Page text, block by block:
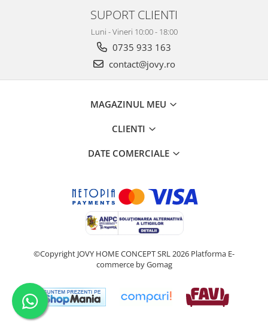
SUPORT CLIENTI
Luni - Vineri 10:00 - 18:00
0735 933 163
contact@jovy.ro
MAGAZINUL MEU
CLIENTI
DATE COMERCIALE
©Copyright JOVY HOME CONCEPT SRL 2026 Platforma E-
commerce by Gomag